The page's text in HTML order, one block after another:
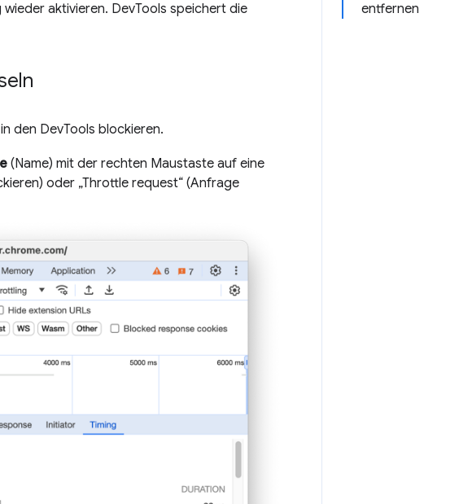
entfernen
aktivieren. DevTools speichert die
den DevTools blockieren.
(Name) mit der rechten Maustaste auf eine
oder „Throttle request“ (Anfrage